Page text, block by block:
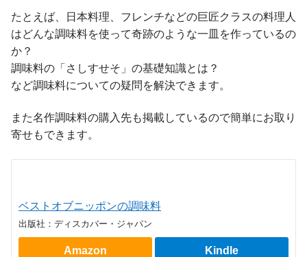
たとえば、日本料理、フレンチなどの巨匠クラスの料理人
はどんな調味料を使って奇跡のような一皿を作っているの
か？
調味料の「さしすせそ」の基礎知識とは？
など調味料についての疑問を解決できます。
また名作調味料の購入先も掲載しているので簡単にお取り
寄せもできます。
ベストオブニッポンの調味料
出版社：ディスカバー・ジャパン
Amazon Kindle